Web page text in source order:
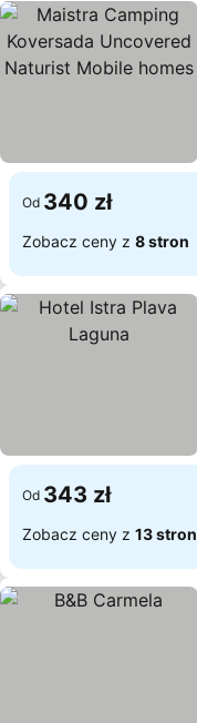
Od 340 zł
Zobacz ceny z 8 stron
Od 343 zł
Zobacz ceny z 13 stron